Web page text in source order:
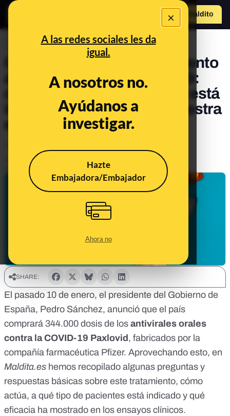
×
A las redes sociales les da
igual.
A nosotros no.
Ayúdanos a
investigar.
Hazte
Embajadora/Embajador
Ahora no
Hazte Maldito
PREBUNKING
Qué es Paxlovid, el tratamiento
antiviral contra la COVID-19:
cómo funciona, para quién está
indicado y qué eficacia muestra
en ensayos clínicos
Publicado el
Actualizado el
Jan 17, 2022, 9:10:46 AM
SHARE:
El pasado 10 de enero, el presidente del Gobierno de
España, Pedro Sánchez, anunció que el país
comprará 344.000 dosis de los antivirales orales
contra la COVID-19 Paxlovid , fabricados por la
compañía farmacéutica Pfizer. Aprovechando esto, en
Maldita.es hemos recopilado algunas preguntas y
respuestas básicas sobre este tratamiento, cómo
actúa, a qué tipo de pacientes está indicado y qué
eficacia ha mostrado en los ensayos clínicos.